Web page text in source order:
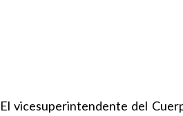
El vicesuperintendente del